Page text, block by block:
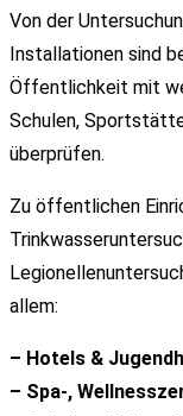
Von der
Installationen sind
Öffentlichkeit mit
Schulen,
überprüfen.
Zu öffentlichen
allem:
– Hotels &
– Spa-,